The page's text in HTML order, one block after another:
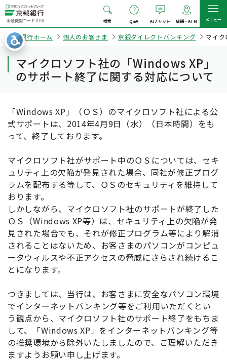
金融機関コード:0158 検索 Q&A AIチャット 店舗・ATM メニュー
京都銀行ホーム 個人のお客さま 京銀ダイレクトバンキング マイ
マイクロソフト社の「Windows XP」
のサポート終了に関する対応について
「Windows XP」（ＯＳ）のマイクロソフト社による公
式サポートは、2014年4月9日（水）（日本時間）をも
って、終了しております。
マイクロソフト社がサポート中のＯＳについては、セキ
ュリティ上の欠陥が発見された場合、同社が修正プログ
ラムを配布する等して、ＯＳのセキュリティを維持して
おります。
しかしながら、マイクロソフト社のサポートが終了した
ＯＳ（Windows XP等）は、セキュリティ上の欠陥が発
見された場合でも、それが修正プログラム等により解消
されることはないため、お客さまのパソコンがコンピュ
ータウィルスや不正アクセスの脅威にさらされ続けるこ
とになります。
つきましては、当行は、お客さまに安全なパソコン環境
でインターネットバンキング等をご利用いただくとい
う観点から、マイクロソフト社のサポート終了をもちま
して、「Windows XP」をインターネットバンキング等
の推奨環境から除外いたしましたので、ご理解いただき
ますようお願い申し上げます。